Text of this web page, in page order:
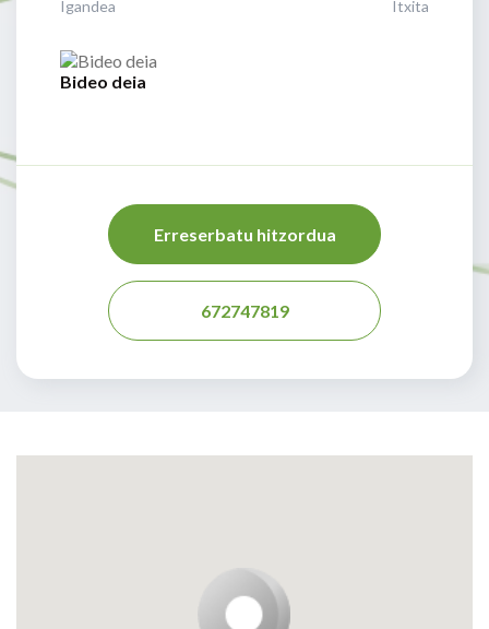
Igandea
Itxita
Bideo deia
Erreserbatu hitzordua
672747819